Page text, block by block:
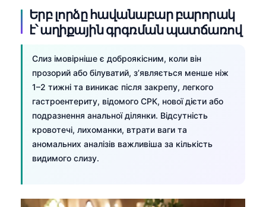
Երբ լորձը հավանաբար բարորակ
է՝ աղիքային գրգռման պատճառով
Слиз імовірніше є доброякісним, коли він
прозорий або білуватий, з’являється менше ніж
1–2 тижні та виникає після закрепу, легкого
гастроентериту, відомого СРК, нової дієти або
подразнення анальної ділянки. Відсутність
кровотечі, лихоманки, втрати ваги та
аномальних аналізів важливіша за кількість
видимого слизу.